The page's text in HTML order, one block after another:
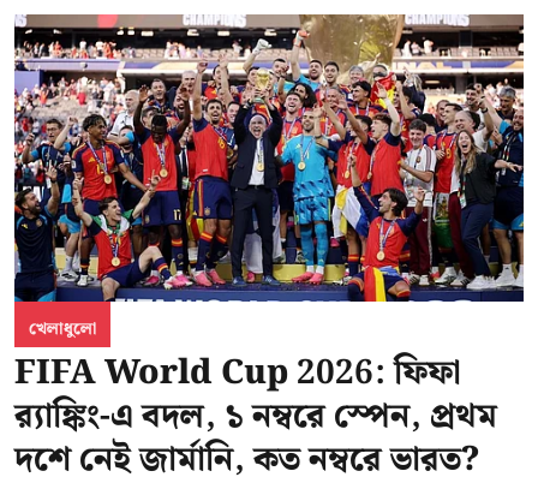
খেলাধুলো
FIFA World Cup 2026: ফিফা
র‍্যাঙ্কিং-এ বদল, ১ নম্বরে স্পেন, প্রথম
দশে নেই জার্মানি, কত নম্বরে ভারত?